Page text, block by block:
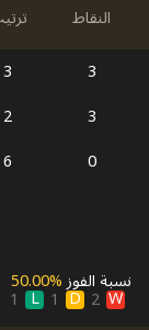
النقاط
3
3
3
2
0
6
نسبة الفوز50.00‎%‎
W
2
D
1
L
1